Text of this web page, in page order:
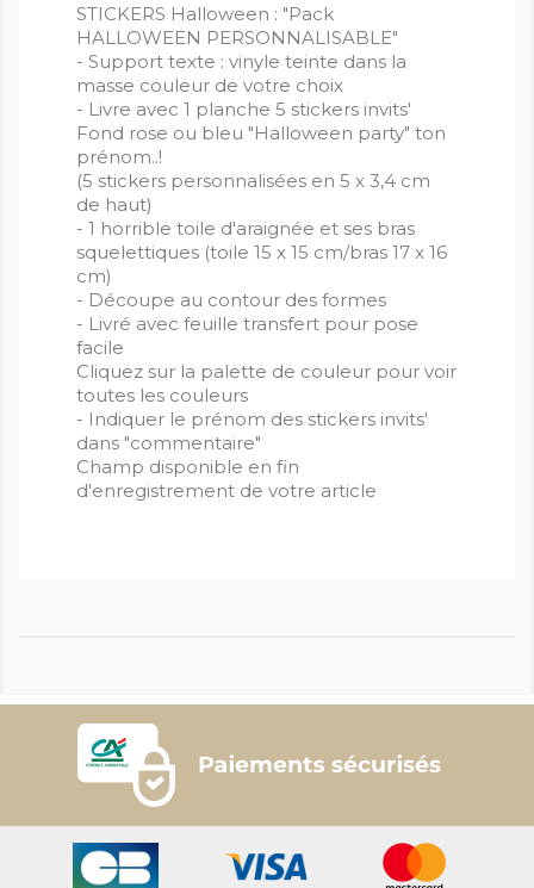
STICKERS Halloween : "Pack
HALLOWEEN PERSONNALISABLE"
- Support texte : vinyle teinte dans la
masse couleur de votre choix
- Livre avec 1 planche 5 stickers invits'
Fond rose ou bleu "Halloween party" ton
prénom..!
(5 stickers personnalisées en 5 x 3,4 cm
de haut)
- 1 horrible toile d'araignée et ses bras
squelettiques (toile 15 x 15 cm/bras 17 x 16
cm)
- Découpe au contour des formes
- Livré avec feuille transfert pour pose
facile
Cliquez sur la palette de couleur pour voir
toutes les couleurs
- Indiquer le prénom des stickers invits'
dans "commentaire"
Champ disponible en fin
d'enregistrement de votre article